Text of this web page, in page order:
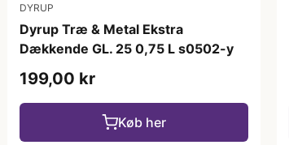
DYRUP
Dyrup Træ & Metal Ekstra
Dækkende GL. 25 0,75 L s0502-y
199,00 kr
Køb her